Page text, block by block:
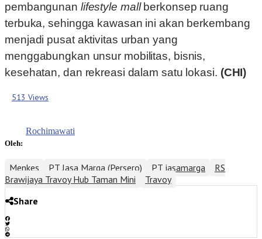
pembangunan lifestyle mallberkonsep ruang
terbuka, sehingga kawasan ini akan berkembang
menjadi pusat aktivitas urban yang
menggabungkan unsur mobilitas, bisnis,
kesehatan, dan rekreasi dalam satu lokasi. (CHI)
513 Views
Oleh:
Rochimawati
Menkes PT Jasa Marga (Persero) PT jasamarga
RS
Brawijaya Travoy Hub Taman Mini
Travoy
Share